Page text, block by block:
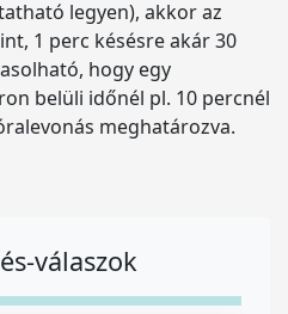
legyen), akkor az
1 perc késésre akár 30
hogy egy
belüli időnél pl. 10 percnél
meghatározva.
válaszok